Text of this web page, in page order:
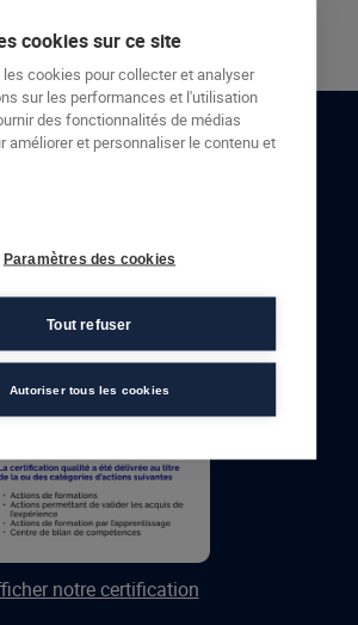
EN CONTACT
notre certification
cookies sur ce site
cookies pour collecter et analyser
sur les performances et l'utilisation
des fonctionnalités de médias
améliorer et personnaliser le contenu et
Paramètres des cookies
Tout refuser
Autoriser tous les cookies